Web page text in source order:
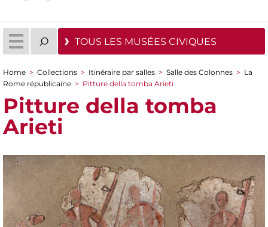
TOUS LES MUSÉES CIVIQUES
You are here
Home > Collections > Itinéraire par salles > Salle des Colonnes > La
Rome républicaine > Pitture della tomba Arieti
Pitture della tomba
Arieti